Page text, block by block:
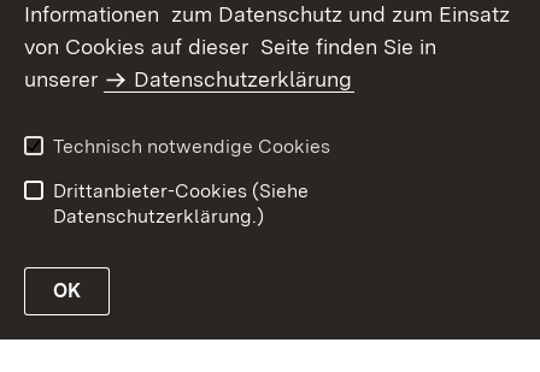
Informationen zum Datenschutz und zum Einsatz
von Cookies auf dieser Seite finden Sie in
unserer
Datenschutzerklärung
Technisch notwendige Cookies
Drittanbieter-Cookies (Siehe
Datenschutzerklärung.)
OK